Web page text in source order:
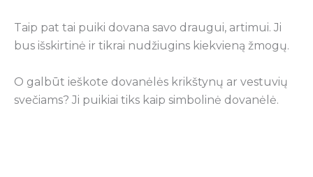
Taip pat tai puiki dovana savo draugui, artimui. Ji
bus išskirtinė ir tikrai nudžiugins kiekvieną žmogų.
O galbūt ieškote dovanėlės krikštynų ar vestuvių
svečiams? Ji puikiai tiks kaip simbolinė dovanėlė.